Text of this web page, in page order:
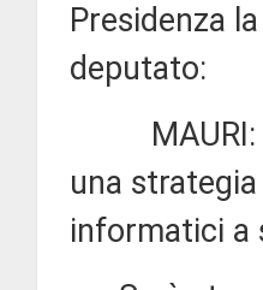
Presidenza
deputato:
MAURI:
una
informatici a